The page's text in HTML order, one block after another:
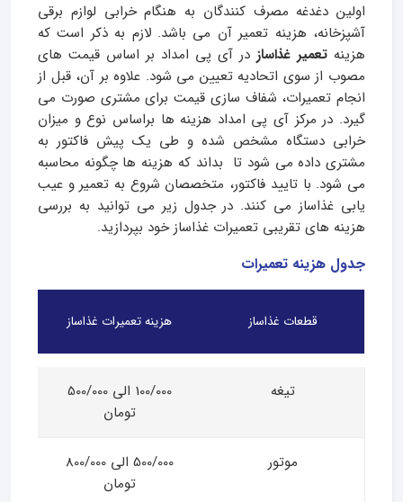
اولین دغدغه مصرف کنندگان به هنگام خرابی لوازم برقی
آشپزخانه، هزینه تعمیر آن می باشد. لازم به ذکر است که
هزینه تعمیر غذاساز در آی پی امداد بر اساس قیمت های
مصوب از سوی اتحادیه تعیین می شود. علاوه بر آن، قبل از
انجام تعمیرات، شفاف سازی قیمت برای مشتری صورت می
گیرد. در مرکز آی پی امداد هزینه ها براساس نوع و میزان
خرابی دستگاه مشخص شده و طی یک پیش فاکتور به
مشتری داده می شود تا بداند که هزینه ها چگونه محاسبه
می شود. با تایید فاکتور، متخصصان شروع به تعمیر و عیب
یابی غذاساز می کنند. در جدول زیر می توانید به بررسی
هزینه های تقریبی تعمیرات غذاساز خود بپردازید.
جدول هزینه تعمیرات
قطعات غذاساز هزینه تعمیرات غذاساز
تیغه
100/000 الی 500/000
تومان
موتور
500/000 الی 800/000
تومان